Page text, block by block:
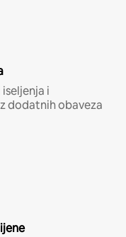
i
dodatnih obaveza